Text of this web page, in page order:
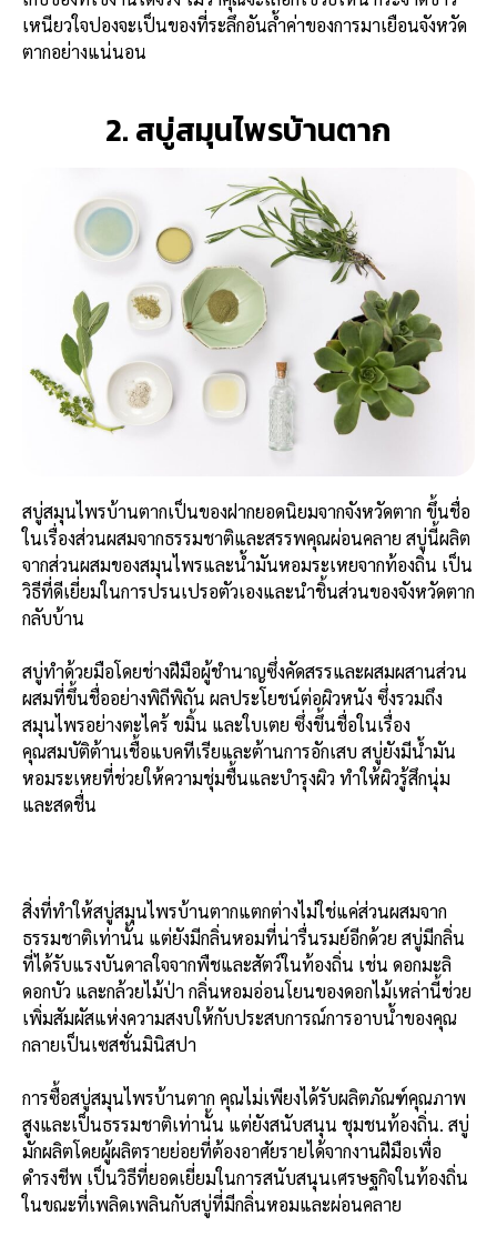
เหนียวใจปองจะเป็นของที่ระลึกอันล้ำค่าของการมาเยือนจังหวัด
ตากอย่างแน่นอน
2. สบู่สมุนไพรบ้านตาก
สบู่สมุนไพรบ้านตากเป็นของฝากยอดนิยมจากจังหวัดตาก ขึ้นชื่อ
ในเรื่องส่วนผสมจากธรรมชาติและสรรพคุณผ่อนคลาย สบู่นี้ผลิต
จากส่วนผสมของสมุนไพรและน้ำมันหอมระเหยจากท้องถิ่น เป็น
วิธีที่ดีเยี่ยมในการปรนเปรอตัวเองและนำชิ้นส่วนของจังหวัดตาก
กลับบ้าน
สบู่ทำด้วยมือโดยช่างฝีมือผู้ชำนาญซึ่งคัดสรรและผสมผสานส่วน
ผสมที่ขึ้นชื่ออย่างพิถีพิถัน ผลประโยชน์ต่อผิวหนัง ซึ่งรวมถึง
สมุนไพรอย่างตะไคร้ ขมิ้น และใบเตย ซึ่งขึ้นชื่อในเรื่อง
คุณสมบัติต้านเชื้อแบคทีเรียและต้านการอักเสบ สบู่ยังมีน้ำมัน
หอมระเหยที่ช่วยให้ความชุ่มชื้นและบำรุงผิว ทำให้ผิวรู้สึกนุ่ม
และสดชื่น
สิ่งที่ทำให้สบู่สมุนไพรบ้านตากแตกต่างไม่ใช่แค่ส่วนผสมจาก
ธรรมชาติเท่านั้น แต่ยังมีกลิ่นหอมที่น่ารื่นรมย์อีกด้วย สบู่มีกลิ่น
ที่ได้รับแรงบันดาลใจจากพืชและสัตว์ในท้องถิ่น เช่น ดอกมะลิ
ดอกบัว และกล้วยไม้ป่า กลิ่นหอมอ่อนโยนของดอกไม้เหล่านี้ช่วย
เพิ่มสัมผัสแห่งความสงบให้กับประสบการณ์การอาบน้ำของคุณ
กลายเป็นเซสชั่นมินิสปา
การซื้อสบู่สมุนไพรบ้านตาก คุณไม่เพียงได้รับผลิตภัณฑ์คุณภาพ
สูงและเป็นธรรมชาติเท่านั้น แต่ยังสนับสนุน ชุมชนท้องถิ่น. สบู่
มักผลิตโดยผู้ผลิตรายย่อยที่ต้องอาศัยรายได้จากงานฝีมือเพื่อ
ดำรงชีพ เป็นวิธีที่ยอดเยี่ยมในการสนับสนุนเศรษฐกิจในท้องถิ่น
ในขณะที่เพลิดเพลินกับสบู่ที่มีกลิ่นหอมและผ่อนคลาย